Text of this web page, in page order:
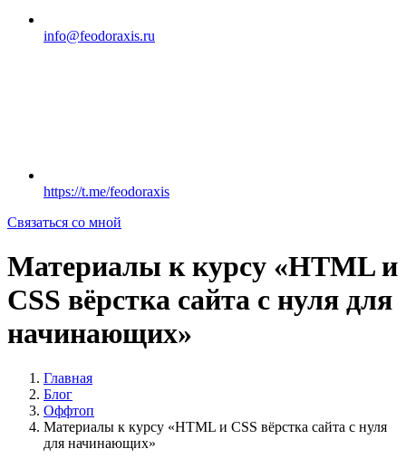
info@feodoraxis.ru
https://t.me/feodoraxis
Связаться со мной
Материалы к курсу «HTML и
CSS вёрстка сайта с нуля для
начинающих»
Главная
Блог
Оффтоп
Материалы к курсу «HTML и CSS вёрстка сайта с нуля
для начинающих»